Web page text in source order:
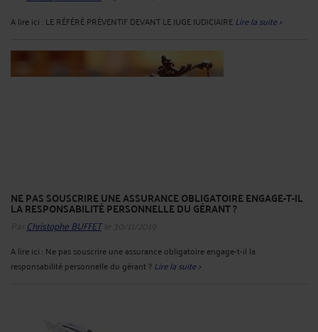
A lire ici : LE RÉFÉRÉ PRÉVENTIF DEVANT LE JUGE JUDICIAIRELire la suite >
NE PAS SOUSCRIRE UNE ASSURANCE OBLIGATOIRE ENGAGE-T-IL
LA RESPONSABILITÉ PERSONNELLE DU GÉRANT ?
Par Christophe BUFFETle 30/11/2019
A lire ici : Ne pas souscrire une assurance obligatoire engage-t-il la
responsabilité personnelle du gérant ?Lire la suite >